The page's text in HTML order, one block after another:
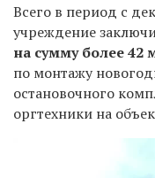
Всего в период с
учреждение
на сумму более 42
по монтажу
остановочного
оргтехники на